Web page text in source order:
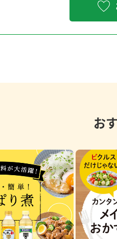
お